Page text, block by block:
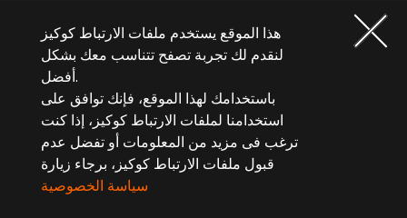
هذا الموقع يستخدم ملفات الارتباط كوكيز
لنقدم لك تجربة تصفح تتناسب معك بشكل
أفضل.
باستخدامك لهذا الموقع، فإنك توافق على
استخدامنا لملفات الارتباط كوكيز، إذا كنت
ترغب فى مزيد من المعلومات أو تفضل عدم
قبول ملفات الارتباط كوكيز، برجاء زيارة
سياسة الخصوصية